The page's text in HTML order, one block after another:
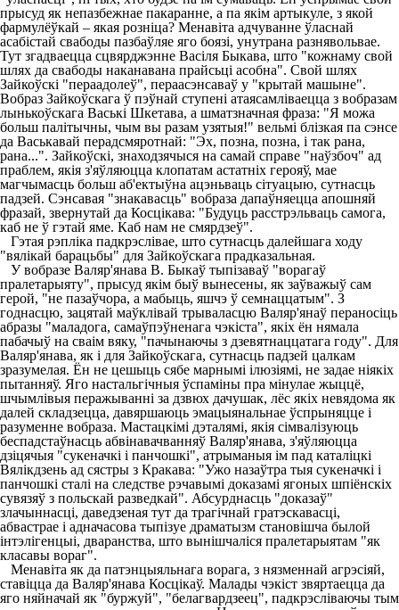
прысуд як непазбежнае пакаранне, а па якім артыкуле, з якой
фармулёўкай – якая розніца? Менавіта адчуванне ўласнай
асабістай свабоды пазбаўляе яго боязі, унутрана разнявольвае.
Тут згадваецца сцвярджэнне Васіля Быкава, што "кожнаму свой
шлях да свабоды наканавана прайсьці асобна". Свой шлях
Зайкоўскі "пераадолеў", пераасэнсаваў у "крытай машыне".
Вобраз Зайкоўскага ў пэўнай ступені атаясамліваецца з вобразам
лынькоўскага Ваські Шкетава, а шматзначная фраза: "Я можа
больш палітычны, чым вы разам узятыя!" вельмі блізкая па сэнсе
да Васькавай перадсмяротнай: "Эх, позна, позна, і так рана,
рана...". Зайкоўскі, знаходзячыся на самай справе "наўзбоч" ад
праблем, якія з'яўляюцца клопатам астатніх герояў, мае
магчымасць больш аб'ектыўна ацэньваць сітуацыю, сутнасць
падзей. Сэнсавая "знакавасць" вобраза дапаўняецца апошняй
фразай, звернутай да Косцікава: "Будуць расстрэльваць самога,
каб не ў гэтай яме. Каб нам не смярдзеў".
Гэтая рэпліка падкрэслівае, што сутнасць далейшага ходу
"вялікай барацьбы" для Зайкоўскага прадказальная.
У вобразе Валяр'янава В. Быкаў тыпізаваў "ворагаў
пралетарыяту", прысуд якім быў вынесены, як заўважыў сам
герой, "не пазаўчора, а мабыць, яшчэ ў семнаццатым". З
годнасцю, зацятай маўклівай трываласцю Валяр'янаў пераносіць
абразы "маладога, самаўпэўненага чэкіста", якіх ён нямала
пабачыў на сваім вяку, "пачынаючы з дзевятнаццатага году". Для
Валяр'янава, як і для Зайкоўскага, сутнасць падзей цалкам
зразумелая. Ён не цешыць сябе марнымі ілюзіямі, не задае ніякіх
пытанняў. Яго настальгічныя ўспаміны пра мінулае жыццё,
шчымлівыя перажыванні за дзвюх дачушак, лёс якіх невядома як
далей складзецца, давяршаюць эмацыянальнае ўспрыняцце і
разуменне вобраза. Мастацкімі дэталямі, якія сімвалізуюць
беспадстаўнасць абвінавачванняў Валяр'янава, з'яўляюцца
дзіцячыя "сукеначкі і панчошкі", атрыманыя ім пад каталіцкі
Вялікдзень ад сястры з Кракава: "Ужо назаўтра тыя сукеначкі і
панчошкі сталі на следстве рэчавымі доказамі ягоных шпіёнскіх
сувязяў з польскай разведкай". Абсурднасць "доказаў"
злачыннасці, даведзеная тут да трагічнай гратэскавасці,
абвастрае і адначасова тыпізуе драматызм становішча былой
інтэлігенцыі, дваранства, што вынішчаліся пралетарыятам "як
класавы вораг".
Менавіта як да патэнцыяльнага ворага, з нязменнай агрэсіяй,
ставіцца да Валяр'янава Косцікаў. Малады чэкіст звяртаецца да
яго няйначай як "буржуй", "белагвардзеец", падкрэсліваючы тым